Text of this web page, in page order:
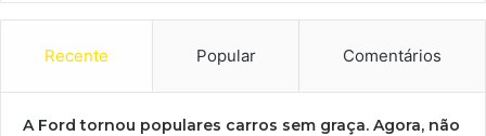
Recente Popular Comentários
A Ford tornou populares carros sem graça. Agora, não